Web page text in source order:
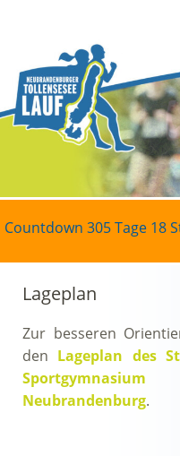
Countdown 305 Tage 18
Lageplan
Zur besseren
den Lageplan des
Neubrandenburg.